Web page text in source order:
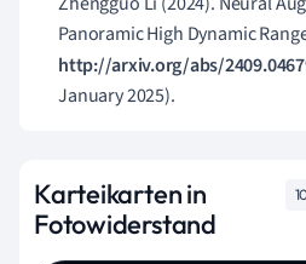
Panoramic High Dynamic
http://arxiv.org/abs/
January 2025).
Karteikarten in
Fotowiderstand